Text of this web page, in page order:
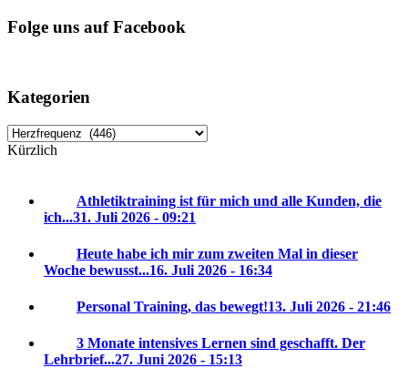
Folge uns auf Facebook
Kategorien
Kategorien
Kürzlich
Athletiktraining ist für mich und alle Kunden, die
ich...31. Juli 2026 - 09:21
Heute habe ich mir zum zweiten Mal in dieser
Woche bewusst...16. Juli 2026 - 16:34
Personal Training, das bewegt!13. Juli 2026 - 21:46
3 Monate intensives Lernen sind geschafft. Der
Lehrbrief...27. Juni 2026 - 15:13